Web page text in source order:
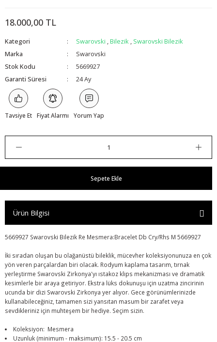
18.000,00 TL
Kategori Swarovski ,Bilezik , Swarovski Bilezik
Marka
Swarovski
Stok Kodu
5669927
Garanti Süresi
24 Ay
Tavsiye Et Fiyat Alarmı Yorum Yap
Sepete Ekle
Ürün Bilgisi
5669927 Swarovski Bilezik Re Mesmera:Bracelet Db Cry/Rhs M 5669927
İki sıradan oluşan bu olağanüstü bileklik, mücevher koleksiyonunuza en çok
yön veren parçalardan biri olacak. Rodyum kaplama tasarım, tırnak
yerleştirme Swarovski Zirkonya'yı ıstakoz klips mekanizması ve dramatik
kesimlerle bir araya getiriyor. Ekstra lüks dokunuşu için uzatma zincirinin
ucunda bir dizi Swarovski Zirkonya yer alıyor. Gece görünümlerinizde
kullanabileceğiniz, tamamen sizi yansıtan masum bir zarafet veya
sevdikleriniz için muhteşem bir hediye. Seçim sizin.
Koleksiyon: Mesmera
Uzunluk (minimum - maksimum): 15.5 - 20.5 cm